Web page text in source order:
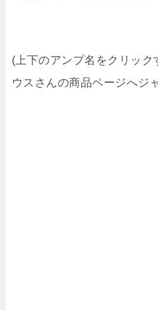
(上下のアンプ名をクリック
ウスさんの商品ページへジ